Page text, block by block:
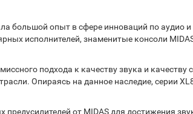
большой опыт в сфере инноваций по аудио
исполнителей, знаменитые консоли
подхода к качеству звука и качеству
Опираясь на данное наследие, серии
от MIDAS для достижения